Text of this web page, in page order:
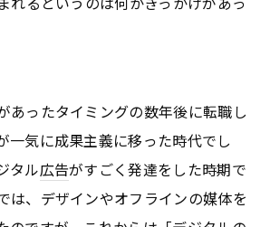
あったタイミングの数年後に転職し
一気に成果主義に移った時代でし
タル広告がすごく発達をした時期で
は、デザインやオフラインの媒体を